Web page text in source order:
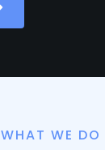
WHAT WE DO